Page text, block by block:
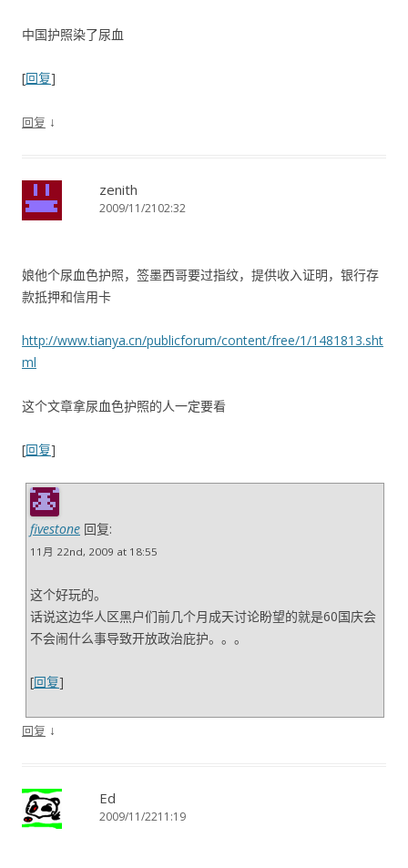
中国护照染了尿血
[回复]
回复 ↓
zenith
2009/11/2102:32
娘他个尿血色护照，签墨西哥要过指纹，提供收入证明，银行存
款抵押和信用卡
http://www.tianya.cn/publicforum/content/free/1/1481813.sht
ml
这个文章拿尿血色护照的人一定要看
[回复]
fivestone 回复:
11月 22nd, 2009 at 18:55
这个好玩的。
话说这边华人区黑户们前几个月成天讨论盼望的就是60国庆会
不会闹什么事导致开放政治庇护。。。
[回复]
回复 ↓
Ed
2009/11/2211:19